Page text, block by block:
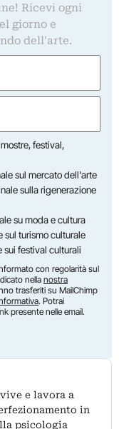
Ricevi ogni
giorno e
dell'arte.
festival,
sul mercato dell'arte
sulla rigenerazione
su moda e cultura
sul turismo culturale
sui festival culturali
con regolarità sul
nella nostra
trasferiti su MailChimp
. Potrai
presente nelle email.
e lavora a
in
psicologia